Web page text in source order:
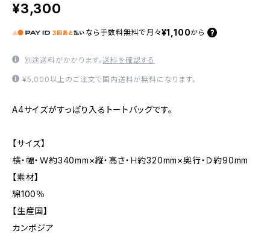
¥3,300
なら 手数料無料で 月々¥1,100から
別途送料がかかります。送料を確認する
¥5,000以上のご注文で国内送料が無料になります。
A4サイズがすっぽり入るトートバッグです。
【サイズ】
横・幅・Ｗ約340mm×縦・高さ・Ｈ約320mm×奥行・Ｄ約90mm
【素材】
綿100％
【生産国】
カンボジア